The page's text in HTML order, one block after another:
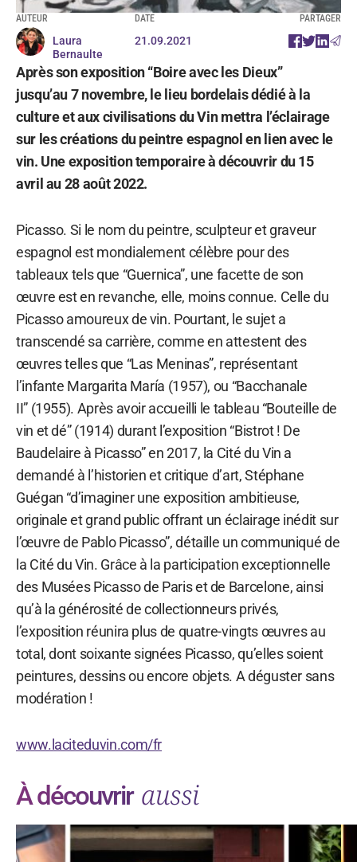
AUTEUR
Laura
Bernaulte
DATE
21.09.2021
PARTAGER
Après son exposition “Boire avec les Dieux”
jusqu’au 7 novembre, le lieu bordelais dédié à la
culture et aux civilisations du Vin mettra l’éclairage
sur les créations du peintre espagnol en lien avec le
vin. Une exposition temporaire à découvrir du 15
avril au 28 août 2022.
Picasso. Si le nom du peintre, sculpteur et graveur
espagnol est mondialement célèbre pour des
tableaux tels que “Guernica”, une facette de son
œuvre est en revanche, elle, moins connue. Celle du
Picasso amoureux de vin. Pourtant, le sujet a
transcendé sa carrière, comme en attestent des
œuvres telles que “Las Meninas”, représentant
l’infante Margarita María (1957), ou “Bacchanale
II” (1955). Après avoir accueilli le tableau “Bouteille de
vin et dé” (1914) durant l’exposition “Bistrot ! De
Baudelaire à Picasso” en 2017, la Cité du Vin a
demandé à l’historien et critique d’art, Stéphane
Guégan “d’imaginer une exposition ambitieuse,
originale et grand public offrant un éclairage inédit sur
l’œuvre de Pablo Picasso”, détaille un communiqué de
la Cité du Vin. Grâce à la participation exceptionnelle
des Musées Picasso de Paris et de Barcelone, ainsi
qu’à la générosité de collectionneurs privés,
l’exposition réunira plus de quatre-vingts œuvres au
total, dont soixante signées Picasso, qu’elles soient
peintures, dessins ou encore objets. A déguster sans
modération !
www.laciteduvin.com/fr
À découvrir aussi